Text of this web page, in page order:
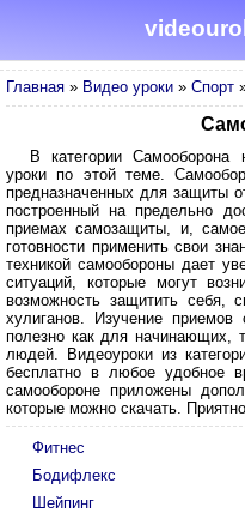
Главная » Видео уроки » Спорт
В категории Самооборона
уроки по этой теме.
предназначенных для защиты
построенный на предельно
приемах самозащиты, и,
готовности применить свои
техникой самообороны дает
ситуаций, которые могут
возможность защитить себя,
хулиганов. Изучение
полезно как для начинающих,
людей. Видеоуроки из
бесплатно в любое удобное
самообороне приложены
которые можно скачать.
Фитнес
Бодифлекс
Шейпинг